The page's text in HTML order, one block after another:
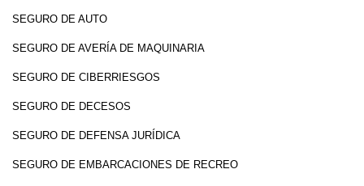
SEGURO DE AUTO
SEGURO DE AVERÍA DE MAQUINARIA
SEGURO DE CIBERRIESGOS
SEGURO DE DECESOS
SEGURO DE DEFENSA JURÍDICA
SEGURO DE EMBARCACIONES DE RECREO